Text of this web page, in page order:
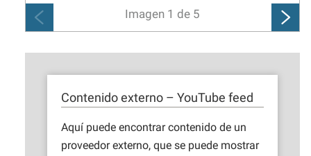
Imagen 1 de 5
Contenido externo – YouTube feed
Aquí puede encontrar contenido de un
proveedor externo, que se puede mostrar